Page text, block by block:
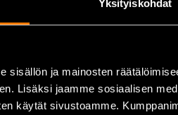
Yksityiskohdat
sisällön ja mainosten
Lisäksi jaamme sosiaalisen
käytät sivustoamme.